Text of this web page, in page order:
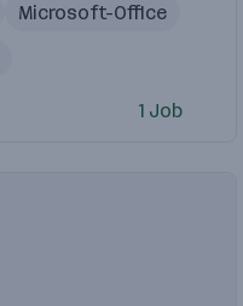
Microsoft-Office
1 Job